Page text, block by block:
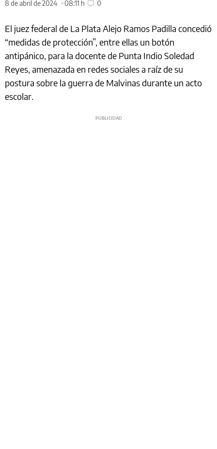
8 de abril de 2024
08:11 h 0
El juez federal de La Plata Alejo Ramos Padilla concedió
“medidas de protección”, entre ellas un botón
antipánico, para la docente de Punta Indio Soledad
Reyes, amenazada en redes sociales a raíz de su
postura sobre la guerra de Malvinas durante un acto
escolar.